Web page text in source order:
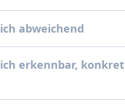
abweichend
erkennbar, konkret